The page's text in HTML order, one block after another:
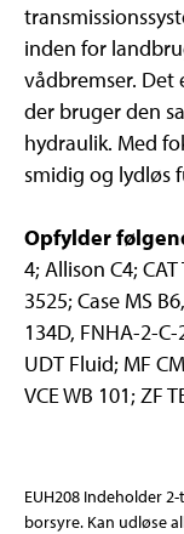
inden for
vådbremser.
der bruger den
hydraulik. Med
smidig og lydløs
Opfylder
4; Allison C4;
3525; Case MS
134D, FNHA-2-
UDT Fluid; MF
VCE WB 101; ZF
EUH208 Indeholder
borsyre. Kan udløse